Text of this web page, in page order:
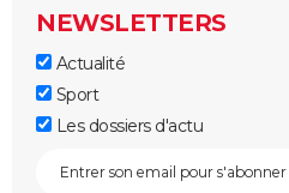
NEWSLETTERS
Actualité
Sport
Les dossiers d'actu